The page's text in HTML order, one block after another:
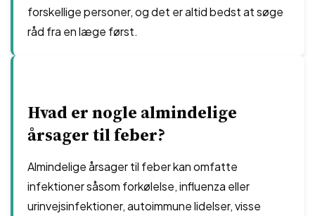
forskellige personer, og det er altid bedst at søge
råd fra en læge først.
Hvad er nogle almindelige
årsager til feber?
Almindelige årsager til feber kan omfatte
infektioner såsom forkølelse, influenza eller
urinvejsinfektioner, autoimmune lidelser, visse